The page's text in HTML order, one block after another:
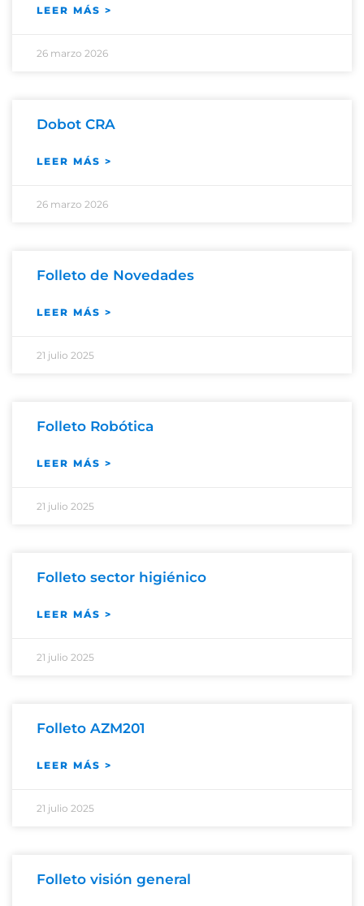
LEER MÁS >
26 marzo 2026
Dobot CRA
LEER MÁS >
26 marzo 2026
Folleto de Novedades
LEER MÁS >
21 julio 2025
Folleto Robótica
LEER MÁS >
21 julio 2025
Folleto sector higiénico
LEER MÁS >
21 julio 2025
Folleto AZM201
LEER MÁS >
21 julio 2025
Folleto visión general